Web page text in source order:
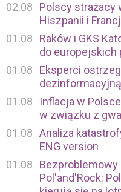
02.08
Polscy strażacy
Hiszpanii i
01.08
Raków i GKS
do europejskich
01.08
Eksperci
01.08
Inflacja w
w związku z
01.08 Analiza
ENG version
01.08
Bezproblemowy
Pol'and'Rock: